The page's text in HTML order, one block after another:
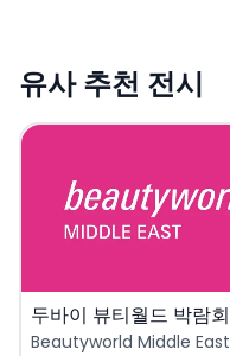
유사 추천 전시
Beautyworld Middle East